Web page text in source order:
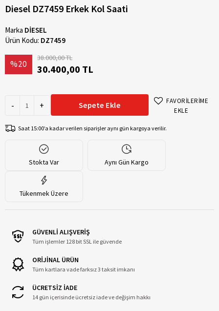
Diesel DZ7459 Erkek Kol Saati
Marka DİESEL
Ürün Kodu: DZ7459
%20
38.000,00 TL
30.400,00 TL
- + Sepete Ekle
FAVORİLERİME
EKLE
Saat 15:00’a kadar verilen siparişler aynı gün kargoya verilir.
Stokta Var Aynı Gün Kargo
Tükenmek Üzere
GÜVENLİ ALIŞVERİŞ
Tüm işlemler 128 bit SSL ile güvende
ORİJİNAL ÜRÜN
Tüm kartlara vade farksız 3 taksit imkanı
ÜCRETSİZ İADE
14 gün içerisinde ücretsiz iade ve değişim hakkı